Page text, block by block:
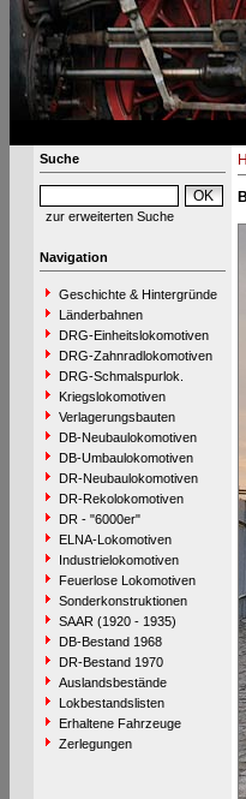
Suche
zur erweiterten Suche
Navigation
Geschichte & Hintergründe
Länderbahnen
DRG-Einheitslokomotiven
DRG-Zahnradlokomotiven
DRG-Schmalspurlok.
Kriegslokomotiven
Verlagerungsbauten
DB-Neubaulokomotiven
DB-Umbaulokomotiven
DR-Neubaulokomotiven
DR-Rekolokomotiven
DR - "6000er"
ELNA-Lokomotiven
Industrielokomotiven
Feuerlose Lokomotiven
Sonderkonstruktionen
SAAR (1920 - 1935)
DB-Bestand 1968
DR-Bestand 1970
Auslandsbestände
Lokbestandslisten
Erhaltene Fahrzeuge
Zerlegungen